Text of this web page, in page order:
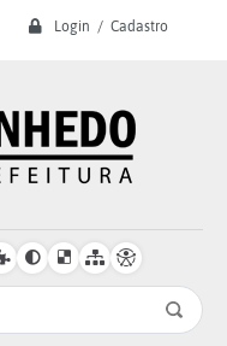
Login / Cadastro